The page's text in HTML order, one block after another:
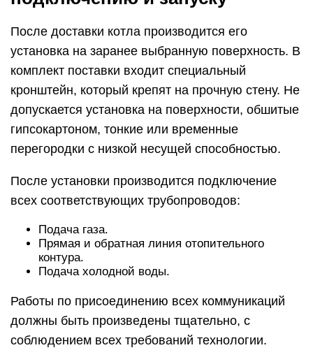
После доставки котла производится его
установка на заранее выбранную поверхность. В
комплект поставки входит специальный
кронштейн, который крепят на прочную стену. Не
допускается установка на поверхности, обшитые
гипсокартоном, тонкие или временные
перегородки с низкой несущей способностью.
После установки производится подключение
всех соответствующих трубопроводов:
Подача газа.
Прямая и обратная линия отопительного
контура.
Подача холодной воды.
Работы по присоединению всех коммуникаций
должны быть произведены тщательно, с
соблюдением всех требований технологии.